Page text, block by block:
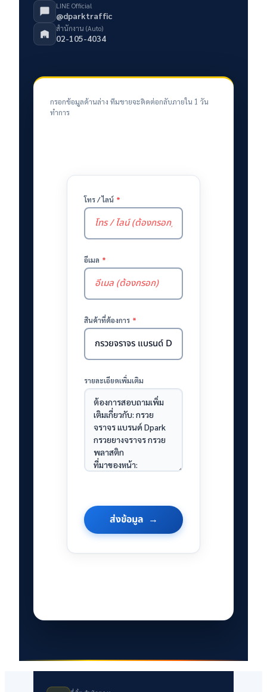
LINE Official
@dparktraffic
สำนักงาน (Auto)
02-105-4034
กรอกข้อมูลด้านล่าง ทีมขายจะติดต่อกลับภายใน 1 วัน
ทำการ
โทร / ไลน์ *
อีเมล *
สินค้าที่ต้องการ *
รายละเอียดเพิ่มเติม
ส่งข้อมูล